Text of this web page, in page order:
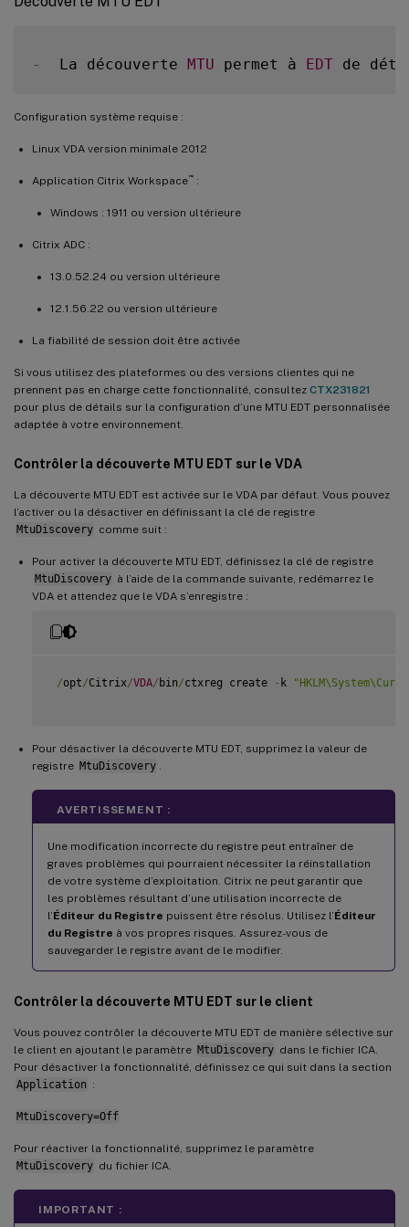
-
  La découverte
MTU permet à EDT de
Configuration système requise :
Linux VDA version minimale 2012
Application Citrix Workspace™ :
Windows : 1911 ou version ultérieure
Citrix ADC :
13.0.52.24 ou version ultérieure
12.1.56.22 ou version ultérieure
La fiabilité de session doit être activée
Si vous utilisez des plateformes ou des versions clientes qui ne
prennent pas en charge cette fonctionnalité, consultez CTX231821
pour plus de détails sur la configuration d’une MTU EDT personnalisée
adaptée à votre environnement.
Contrôler la découverte MTU EDT sur le VDA
La découverte MTU EDT est activée sur le VDA par défaut. Vous pouvez
l’activer ou la désactiver en définissant la clé de registre
MtuDiscovery comme suit :
Pour activer la découverte MTU EDT, définissez la clé de registre
MtuDiscovery à l’aide de la commande suivante, redémarrez le
VDA et attendez que le VDA s’enregistre :
/opt/Citrix/VDA/ bin/ctxreg create - k
Pour désactiver la découverte MTU EDT, supprimez la valeur de
registre MtuDiscovery .
AVERTISSEMENT :
Une modification incorrecte du registre peut entraîner de
graves problèmes qui pourraient nécessiter la réinstallation
de votre système d’exploitation. Citrix ne peut garantir que
les problèmes résultant d’une utilisation incorrecte de
l’Éditeur du Registre puissent être résolus. Utilisez l’Éditeur
du Registre à vos propres risques. Assurez-vous de
sauvegarder le registre avant de le modifier.
Contrôler la découverte MTU EDT sur le client
Vous pouvez contrôler la découverte MTU EDT de manière sélective sur
le client en ajoutant le paramètre MtuDiscovery dans le fichier ICA.
Pour désactiver la fonctionnalité, définissez ce qui suit dans la section
Application :
MtuDiscovery=Off
Pour réactiver la fonctionnalité, supprimez le paramètre
MtuDiscovery du fichier ICA.
IMPORTANT :